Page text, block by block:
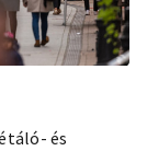
és